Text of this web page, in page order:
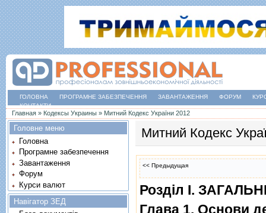
ГОЛОВНА ПРОГРАМНЕ ЗАБЕЗПЕЧЕННЯ ЗАВАНТАЖЕННЯ ФОРУМ
КОНТАКТИ
Ви є тут
Главная » Кодексы Украины » Митний Кодекс України 2012
Митний Кодекс
<< Предыдущая
Роздiл I.
Глава 1. Основи
Головне меню
Головна
Програмне забезпечення
Завантаження
Форум
Курси валют
Навігатор ЗЕД